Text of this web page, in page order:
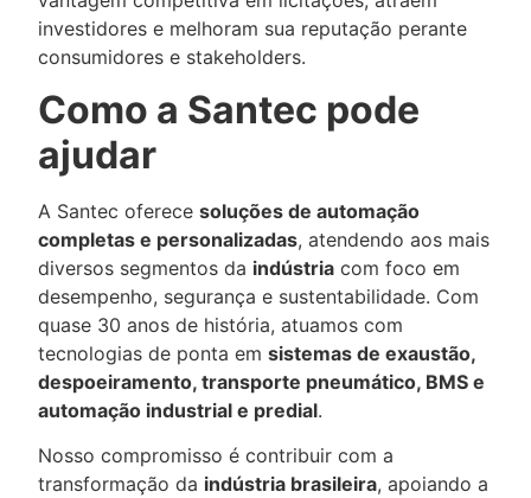
investidores e melhoram sua reputação perante
consumidores e stakeholders.
Como a Santec pode
ajudar
A Santec oferece soluções de automação
completas e personalizadas, atendendo aos mais
diversos segmentos da indústria com foco em
desempenho, segurança e sustentabilidade. Com
quase 30 anos de história, atuamos com
tecnologias de ponta em sistemas de exaustão,
despoeiramento, transporte pneumático, BMS e
automação industrial e predial.
Nosso compromisso é contribuir com a
transformação da indústria brasileira, apoiando a